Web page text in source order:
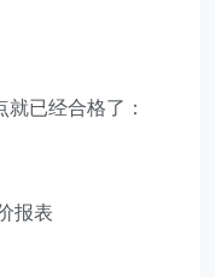
已经合格了：
报表